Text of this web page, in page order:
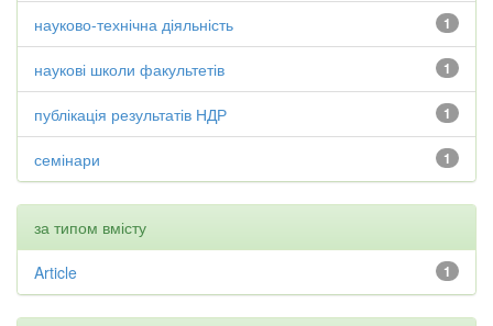
1
науково-технічна діяльність
1
наукові школи факультетів
1
публікація результатів НДР
1
семінари
за типом вмісту
1
Article